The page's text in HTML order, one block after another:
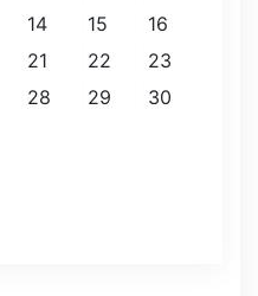
14 15
16
21 22
23
28 29
30